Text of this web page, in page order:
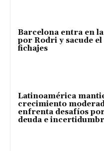
Barcelona entra en
por Rodri y sacude
fichajes
Latinoamérica
crecimiento
enfrenta desafíos
deuda e